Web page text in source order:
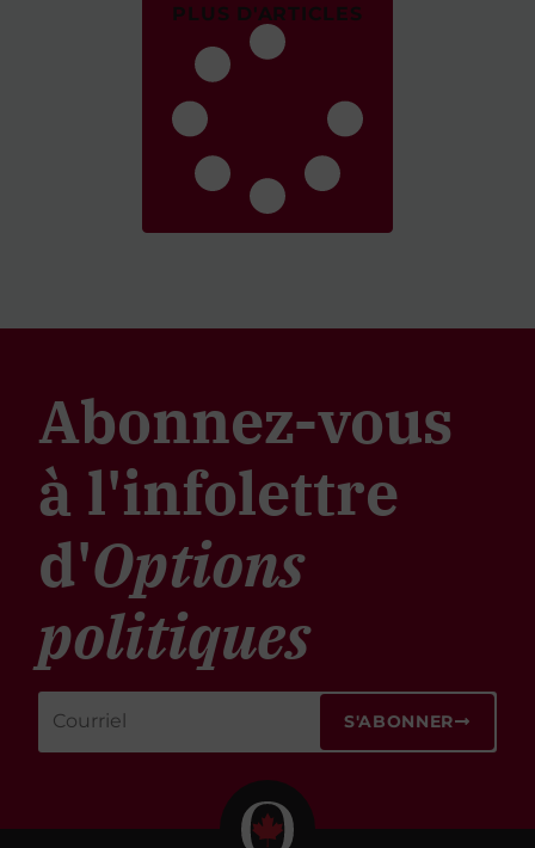
PLUS D'ARTICLES
Abonnez-vous
à l'infolettre
d'Options
politiques
S'ABONNER